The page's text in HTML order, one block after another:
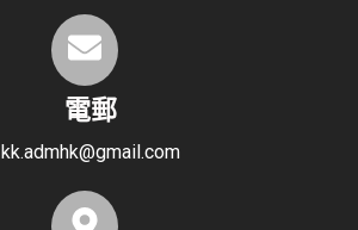
電郵
kk.admhk@gmail.com